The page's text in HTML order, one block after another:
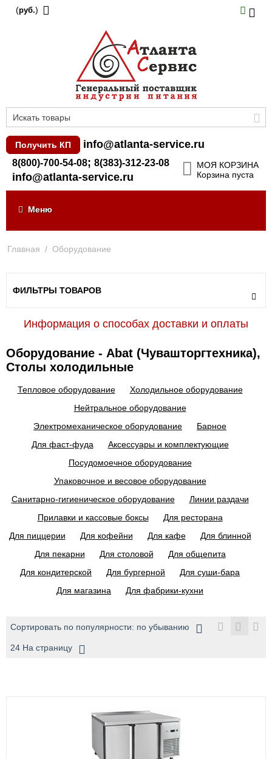
(руб.)
Получить КП info@atlanta-service.ru
8(800)-700-54-08; 8(383)-312-23-08
info@atlanta-service.ru
МОЯ КОРЗИНА
Корзина пуста
Меню
Главная / Оборудование
ФИЛЬТРЫ ТОВАРОВ
Информация о способах доставки и оплаты
Оборудование - Abat (Чувашторгтехника),
Столы холодильные
Тепловое оборудование
Холодильное оборудование
Нейтральное оборудование
Электромеханическое оборудование
Барное
Для фаст-фуда
Аксессуары и комплектующие
Посудомоечное оборудование
Упаковочное и весовое оборудование
Санитарно-гигиеническое оборудование
Линии раздачи
Прилавки и кассовые боксы
Для ресторана
Для пиццерии
Для кофейни Для кафе
Для блинной
Для пекарни
Для столовой
Для общепита
Для кондитерской
Для бургерной
Для суши-бара
Для магазина
Для фабрики-кухни
Сортировать по популярности: по убыванию
24 На страницу